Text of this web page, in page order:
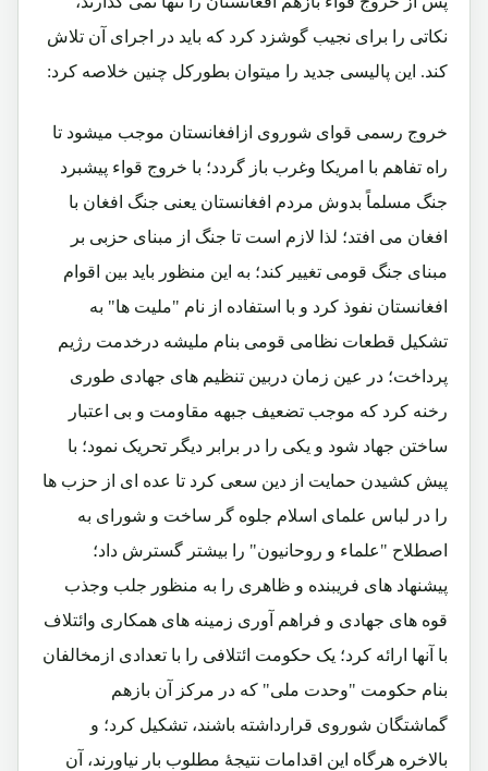
نکاتی را برای نجیب گوشزد کرد که باید در اجرای آن تلاش
کند. این پالیسی جدید را میتوان بطورکل چنین خلاصه کرد:
خروج رسمی قوای شوروی ازافغانستان موجب میشود تا
راه تفاهم با امریکا وغرب باز گردد؛ با خروج قواء پیشبرد
جنگ مسلماً بدوش مردم افغانستان یعنی جنگ افغان با
افغان می افتد؛ لذا لازم است تا جنگ از مبنای حزبی بر
مبنای جنگ قومی تغییر کند؛ به این منظور باید بین اقوام
افغانستان نفوذ کرد و با استفاده از نام "ملیت ها" به
تشکیل قطعات نظامی قومی بنام ملیشه درخدمت رژیم
پرداخت؛ در عین زمان دربین تنظیم های جهادی طوری
رخنه کرد که موجب تضعیف جبهه مقاومت و بی اعتبار
ساختن جهاد شود و یکی را در برابر دیگر تحریک نمود؛ با
پیش کشیدن حمایت از دین سعی کرد تا عده ای از حزب ها
را در لباس علمای اسلام جلوه گر ساخت و شورای به
اصطلاح "علماء و روحانیون" را بیشتر گسترش داد؛
پیشنهاد های فریبنده و ظاهری را به منظور جلب وجذب
قوه های جهادی و فراهم آوری زمینه های همکاری وائتلاف
با آنها ارائه کرد؛ یک حکومت ائتلافی را با تعدادی ازمخالفان
بنام حکومت "وحدت ملی" که در مرکز آن بازهم
گماشتگان شوروی قرارداشته باشند، تشکیل کرد؛ و
بالاخره هرگاه این اقدامات نتیجۀ مطلوب بار نیاورند، آن